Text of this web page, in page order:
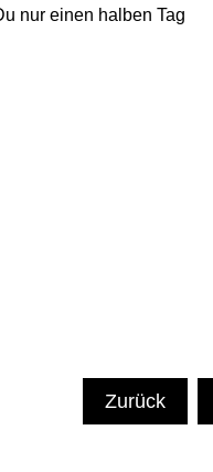
nur einen halben Tag
Zurück